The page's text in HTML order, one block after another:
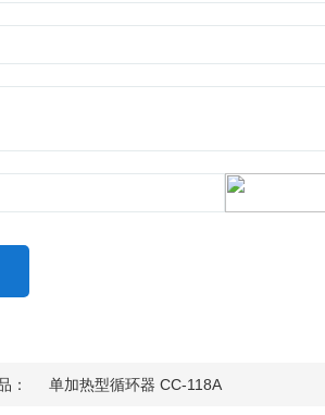
： 单加热型循环器 CC-118A